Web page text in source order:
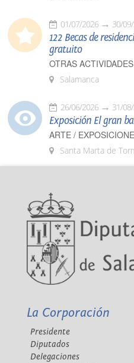
01/07/2026 30/
122 Becas de
gratuito
OTRAS ACTIVIDADES
Salamanca
26/06/2026 31/
Exposición El gran
ARTE /
Santa Marta de
La Corporación
Presidente
Diputados
Delegaciones